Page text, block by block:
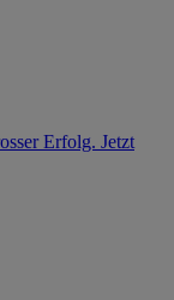
Erfolg. Jetzt